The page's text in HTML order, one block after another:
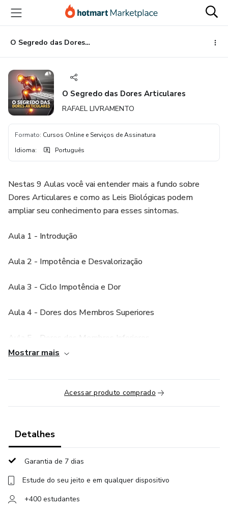
para
conteúdo
principal
para
pagamento
para
rodapé
O Segredo das Dores Articulares
O Segredo das Dores Articulares
RAFAEL LIVRAMENTO
Formato: Cursos Online e Serviços de Assinatura
Idioma: Português
Nestas 9 Aulas você vai entender mais a fundo sobre
Dores Articulares e como as Leis Biológicas podem
ampliar seu conhecimento para esses sintomas.
Aula 1 - Introdução
Aula 2 - Impotência e Desvalorização
Aula 3 - Ciclo Impotência e Dor
Aula 4 - Dores dos Membros Superiores
Aula 5 - Dores dos Membros Inferiores
Aula 7 - Dores na ATM
Aula 9 - Conclusão
Mostrar mais
Acessar produto comprado
Detalhes
Garantia de 7 dias
Estude do seu jeito e em qualquer dispositivo
+400 estudantes